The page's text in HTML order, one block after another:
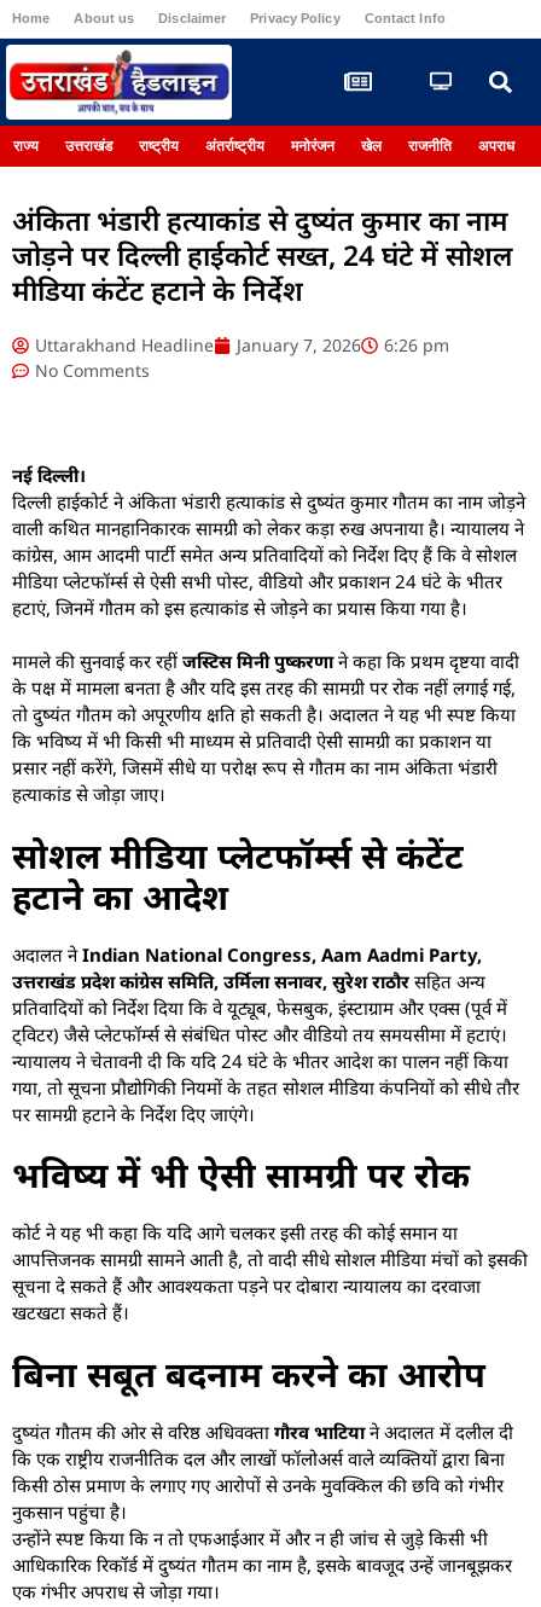
Home About us Disclaimer Privacy Policy Contact Info
राज्य उत्तराखंड राष्ट्रीय अंतर्राष्ट्रीय मनोरंजन खेल राजनीति अपराध
अंकिता भंडारी हत्याकांड से दुष्यंत कुमार का नाम
जोड़ने पर दिल्ली हाईकोर्ट सख्त, 24 घंटे में सोशल
मीडिया कंटेंट हटाने के निर्देश
Uttarakhand Headline January 7, 2026
6:26 pm
No Comments
नई दिल्ली।
दिल्ली हाईकोर्ट ने अंकिता भंडारी हत्याकांड से दुष्यंत कुमार गौतम का नाम जोड़ने
वाली कथित मानहानिकारक सामग्री को लेकर कड़ा रुख अपनाया है। न्यायालय ने
कांग्रेस, आम आदमी पार्टी समेत अन्य प्रतिवादियों को निर्देश दिए हैं कि वे सोशल
मीडिया प्लेटफॉर्म्स से ऐसी सभी पोस्ट, वीडियो और प्रकाशन 24 घंटे के भीतर
हटाएं, जिनमें गौतम को इस हत्याकांड से जोड़ने का प्रयास किया गया है।
मामले की सुनवाई कर रहीं जस्टिस मिनी पुष्करणाने कहा कि प्रथम दृष्टया वादी
के पक्ष में मामला बनता है और यदि इस तरह की सामग्री पर रोक नहीं लगाई गई,
तो दुष्यंत गौतम को अपूरणीय क्षति हो सकती है। अदालत ने यह भी स्पष्ट किया
कि भविष्य में भी किसी भी माध्यम से प्रतिवादी ऐसी सामग्री का प्रकाशन या
प्रसार नहीं करेंगे, जिसमें सीधे या परोक्ष रूप से गौतम का नाम अंकिता भंडारी
हत्याकांड से जोड़ा जाए।
सोशल मीडिया प्लेटफॉर्म्स से कंटेंट
हटाने का आदेश
अदालत नेIndian National Congress, Aam Aadmi Party,
उत्तराखंड प्रदेश कांग्रेस समिति, उर्मिला सनावर, सुरेश राठौर सहित अन्य
प्रतिवादियों को निर्देश दिया कि वे यूट्यूब, फेसबुक, इंस्टाग्राम और एक्स (पूर्व में
ट्विटर) जैसे प्लेटफॉर्म्स से संबंधित पोस्ट और वीडियो तय समयसीमा में हटाएं।
न्यायालय ने चेतावनी दी कि यदि 24 घंटे के भीतर आदेश का पालन नहीं किया
गया, तो सूचना प्रौद्योगिकी नियमों के तहत सोशल मीडिया कंपनियों को सीधे तौर
पर सामग्री हटाने के निर्देश दिए जाएंगे।
भविष्य में भी ऐसी सामग्री पर रोक
कोर्ट ने यह भी कहा कि यदि आगे चलकर इसी तरह की कोई समान या
आपत्तिजनक सामग्री सामने आती है, तो वादी सीधे सोशल मीडिया मंचों को इसकी
सूचना दे सकते हैं और आवश्यकता पड़ने पर दोबारा न्यायालय का दरवाजा
खटखटा सकते हैं।
बिना सबूत बदनाम करने का आरोप
दुष्यंत गौतम की ओर से वरिष्ठ अधिवक्ता गौरव भाटियाने अदालत में दलील दी
कि एक राष्ट्रीय राजनीतिक दल और लाखों फॉलोअर्स वाले व्यक्तियों द्वारा बिना
किसी ठोस प्रमाण के लगाए गए आरोपों से उनके मुवक्किल की छवि को गंभीर
नुकसान पहुंचा है।
उन्होंने स्पष्ट किया कि न तो एफआईआर में और न ही जांच से जुड़े किसी भी
आधिकारिक रिकॉर्ड में दुष्यंत गौतम का नाम है, इसके बावजूद उन्हें जानबूझकर
एक गंभीर अपराध से जोड़ा गया।